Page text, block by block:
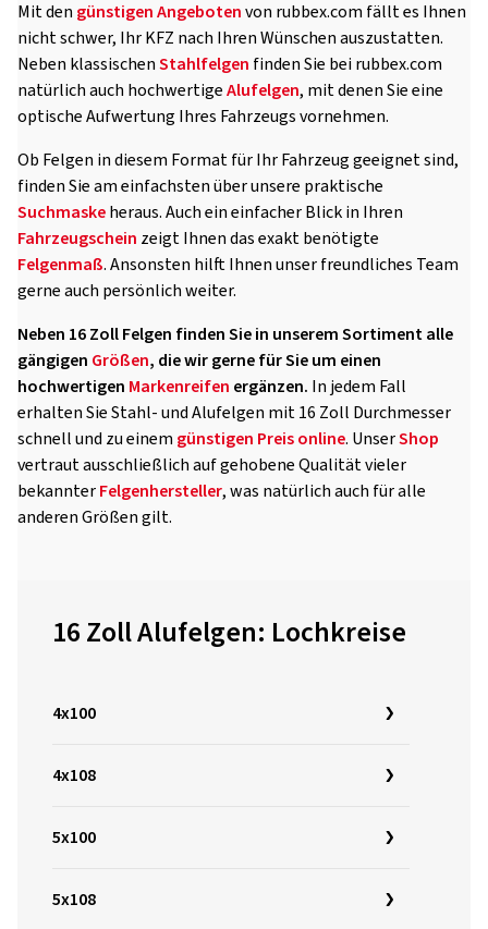
Mit den günstigen Angebotenvon rubbex.com fällt es Ihnen
nicht schwer, Ihr KFZ nach Ihren Wünschen auszustatten.
Neben klassischenStahlfelgen finden Sie bei rubbex.com
natürlich auch hochwertigeAlufelgen, mit denen Sie eine
optische Aufwertung Ihres Fahrzeugs vornehmen.
Ob Felgen in diesem Format für Ihr Fahrzeug geeignet sind,
finden Sie am einfachsten über unsere praktische
Suchmaskeheraus. Auch ein einfacher Blick in Ihren
Fahrzeugschein zeigt Ihnen das exakt benötigte
Felgenmaß. Ansonsten hilft Ihnen unser freundliches Team
gerne auch persönlich weiter.
Neben 16 Zoll Felgen finden Sie in unserem Sortiment alle
gängigen Größen, die wir gerne für Sie um einen
hochwertigen Markenreifen ergänzen. In jedem Fall
erhalten Sie Stahl- und Alufelgen mit 16 Zoll Durchmesser
schnell und zu einem günstigen Preisonline. UnserShop
vertraut ausschließlich auf gehobene Qualität vieler
bekannterFelgenhersteller, was natürlich auch für alle
anderen Größen gilt.
16 Zoll Alufelgen: Lochkreise
4x100
4x108
5x100
5x108